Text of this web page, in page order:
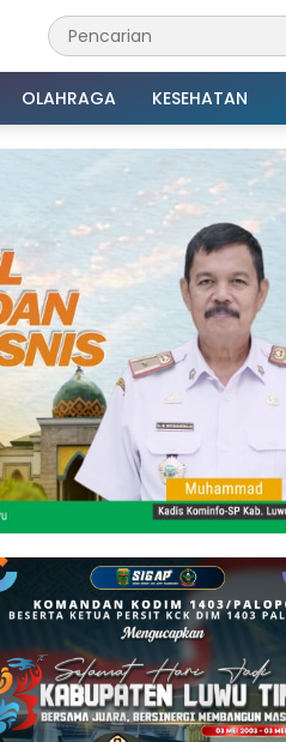
OLAHRAGA KESEHATAN